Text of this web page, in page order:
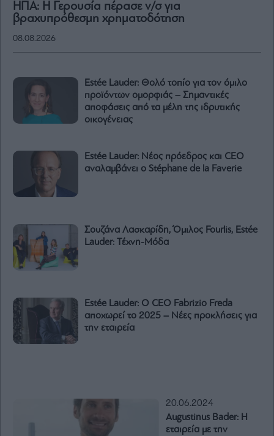
ΗΠΑ: Η Γερουσία πέρασε ν/σ για
βραχυπρόθεσμη χρηματοδότηση
08.08.2026
Estée Lauder: Θολό τοπίο για τον όμιλο
προϊόντων ομορφιάς – Σημαντικές
αποφάσεις από τα μέλη της ιδρυτικής
οικογένειας
Estée Lauder: Nέος πρόεδρος και CEO
αναλαμβάνει o Stéphane de la Faverie
Σουζάνα Λασκαρίδη, Όμιλος Fourlis, Estée
Lauder: Τέχνη-Μόδα
Estée Lauder: Ο CEO Fabrizio Freda
αποχωρεί το 2025 – Νέες προκλήσεις για
την εταιρεία
20.06.2024
Augustinus Bader: Η
εταιρεία με την